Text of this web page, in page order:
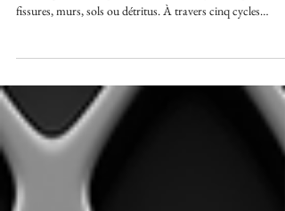
Le Bav-Art est un concept de street-art conceptuel qui
fissures, murs, sols ou détritus. À travers cinq cycles
et redonne une voix aux choses que l’on ne regarde plus.